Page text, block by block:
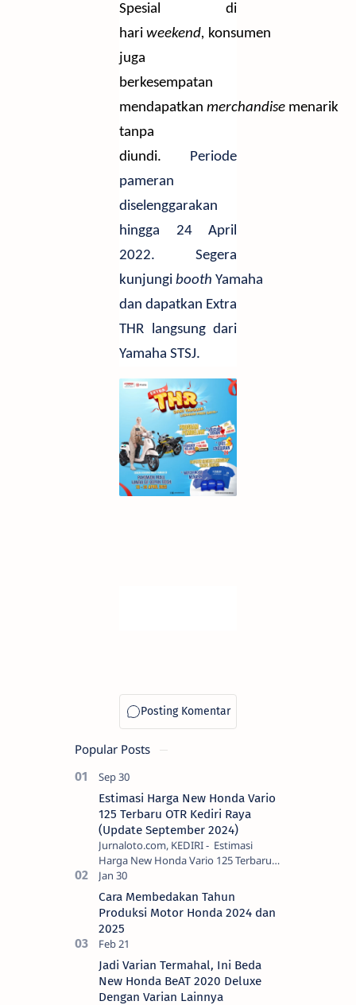
Spesial di
hari weekend, konsumen
juga
berkesempatan
mendapatkan merchandise menarik
tanpa
diundi.
Periode
pameran
diselenggarakan
hingga 24 April
2022. Segera
kunjungi booth Yamaha
dan dapatkan Extra
THR langsung dari
Yamaha STSJ.
Popular Posts
Estimasi Harga New Honda Vario
125 Terbaru OTR Kediri Raya
(Update September 2024)
Jurnaloto.com, KEDIRI - Estimasi
Harga New Honda Vario 125 Terbaru
OTR Kediri Raya (Update September
2024) Brosis sekalian, PT Astra Honda
Motor (AH…
Cara Membedakan Tahun
Produksi Motor Honda 2024 dan
2025
Jadi Varian Termahal, Ini Beda
New Honda BeAT 2020 Deluxe
Dengan Varian Lainnya